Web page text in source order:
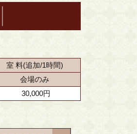
室 料(追加/1時間)
会場のみ
30,000円